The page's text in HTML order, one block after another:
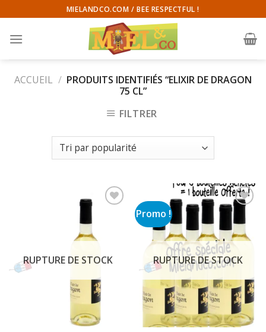
to
content
MIELANDCO.COM / BEE RESPECTFUL !
ACCUEIL / PRODUITS IDENTIFIÉS “ELIXIR DE DRAGON
75 CL”
FILTRER
RUPTURE DE STOCK
Promo !
RUPTURE DE STOCK